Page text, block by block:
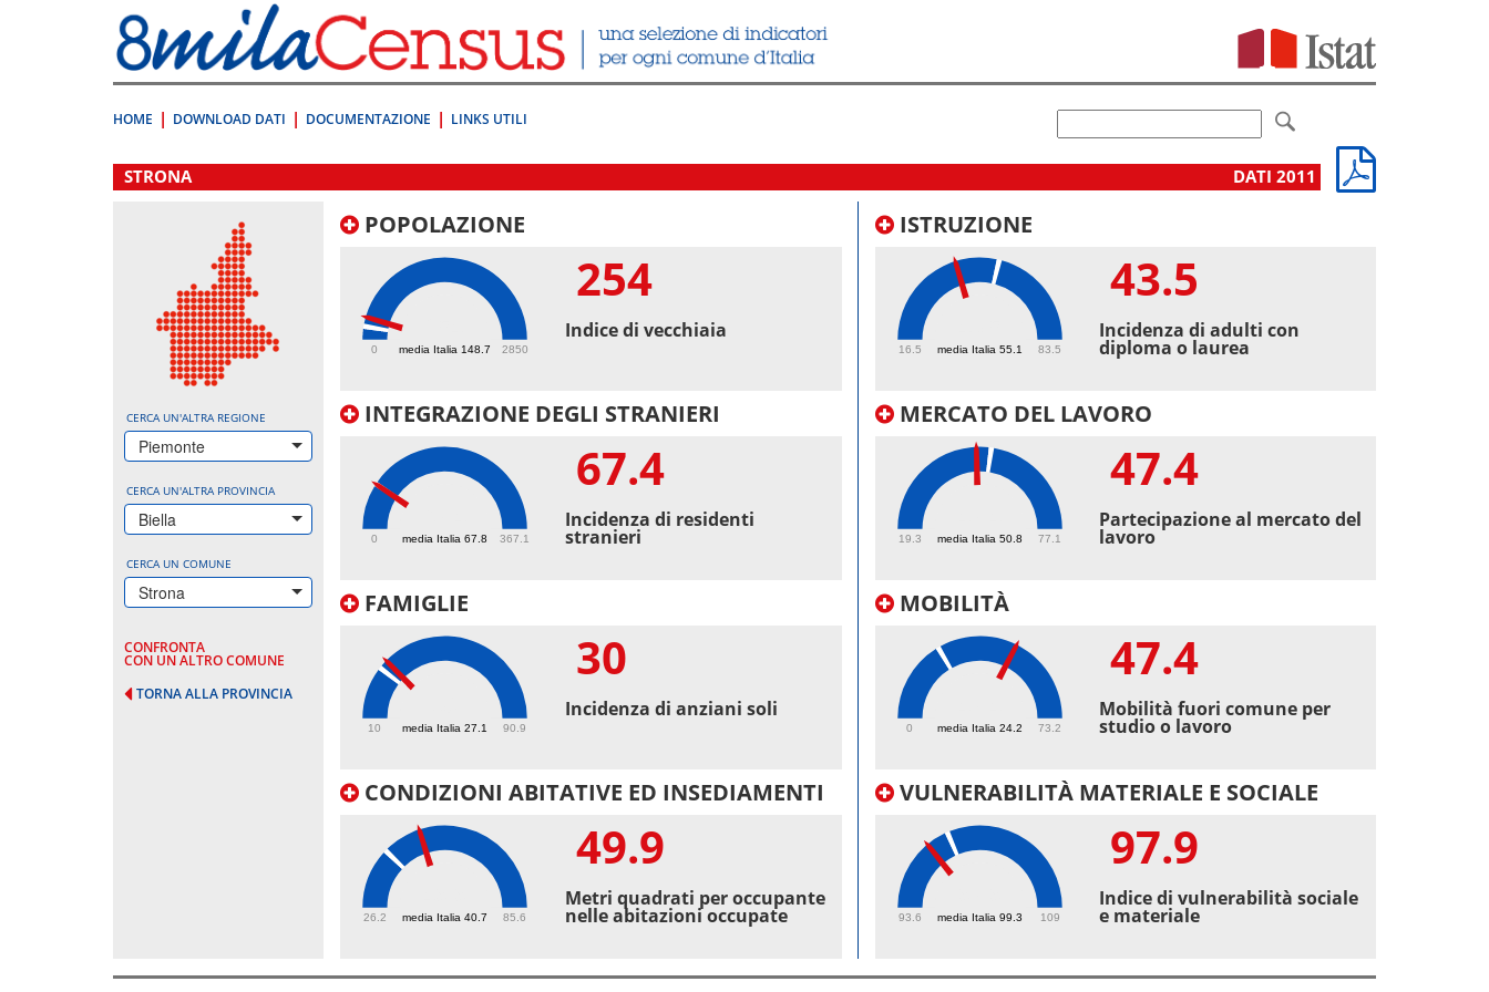
direttamente
a:
Contenuto
HOME DOWNLOAD DATI DOCUMENTAZIONE LINKS UTILI
.
STRONA DATI 2011
CERCA UN'ALTRA REGIONE
Piemonte
CERCA UN'ALTRA PROVINCIA
Biella
CERCA UN COMUNE
Strona
CONFRONTA
CON UN ALTRO COMUNE
TORNA ALLA PROVINCIA
POPOLAZIONE
media Italia 148.7
0 2850
254
Indice di vecchiaia
INTEGRAZIONE DEGLI STRANIERI
media Italia 67.8
0 367.1
67.4
Incidenza di residenti
stranieri
FAMIGLIE
media Italia 27.1
10 90.9
30
Incidenza di anziani soli
CONDIZIONI ABITATIVE ED INSEDIAMENTI
media Italia 40.7
26.2 85.6
49.9
Metri quadrati per occupante
nelle abitazioni occupate
ISTRUZIONE
media Italia 55.1
16.5 83.5
43.5
Incidenza di adulti con
diploma o laurea
MERCATO DEL LAVORO
media Italia 50.8
19.3 77.1
47.4
Partecipazione al mercato del
lavoro
MOBILITÀ
media Italia 24.2
0 73.2
47.4
Mobilità fuori comune per
studio o lavoro
VULNERABILITÀ MATERIALE E SOCIALE
media Italia 99.3
93.6 109
97.9
Indice di vulnerabilità sociale
e materiale